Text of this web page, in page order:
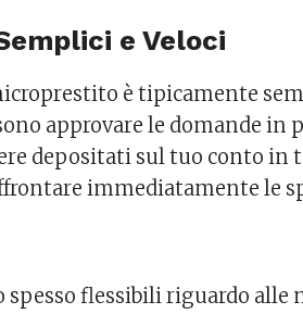
e Veloci
è tipicamente
approvare le domande in
depositati sul tuo conto in
immediatamente le
flessibili riguardo alle